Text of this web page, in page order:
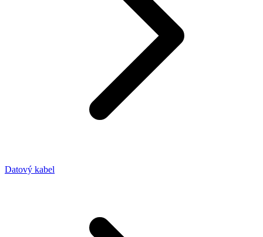
Datový kabel